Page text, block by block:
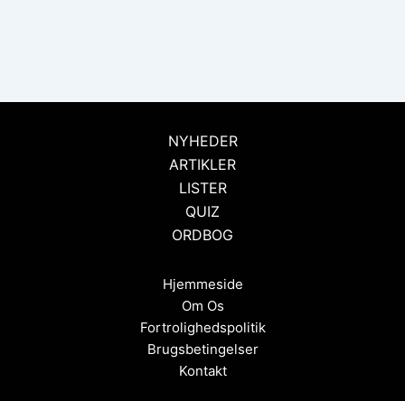
NYHEDER
ARTIKLER
LISTER
QUIZ
ORDBOG
Hjemmeside
Om Os
Fortrolighedspolitik
Brugsbetingelser
Kontakt